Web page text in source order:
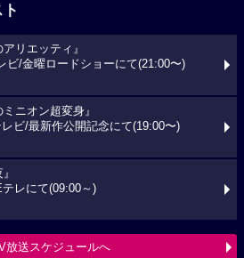
アリエッティ』
ビ/金曜ロードショーにて(21:00〜)
ミニオン超変身』
ビ/最新作公開記念にて(19:00〜)
レにて(09:00～)
放送スケジュールへ